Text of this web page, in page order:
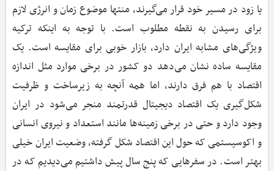
یا زود در مسیر خود قرار می‌گیرند، منتها موضوع زمان و انرژی لازم
برای رسیدن به نقطه مطلوب است. با توجه به اینکه ترکیه
ویژگی‌های مشابه ایران دارد، بازار خوبی برای مقایسه است. یک
مقایسه ساده نشان می‌دهد دو کشور در برخی موارد مثل اندازه
اقتصاد با هم فرق دارند، اما همه آنچه به زیرساخت و ظرفیت
شکل‌گیری یک اقتصاد دیجیتال قدرتمند منجر می‌شود در ایران
وجود دارد و حتی در برخی زمینه‌ها مانند استعداد و نیروی انسانی
و اکوسیستمی که حول این اقتصاد شکل گرفته، وضعیت ایران خیلی
بهتر است. در سفرهایی که پنج سال پیش داشتیم می‌دیدیم که در